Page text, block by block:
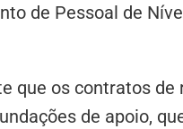
de Pessoal de
que os contratos de
de apoio,